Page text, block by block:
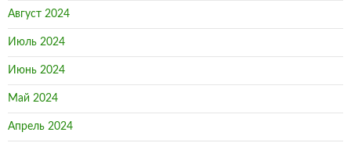
Август 2024
Июль 2024
Июнь 2024
Май 2024
Апрель 2024